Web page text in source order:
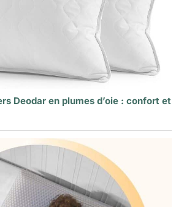
Deodar en plumes d’oie : confort et